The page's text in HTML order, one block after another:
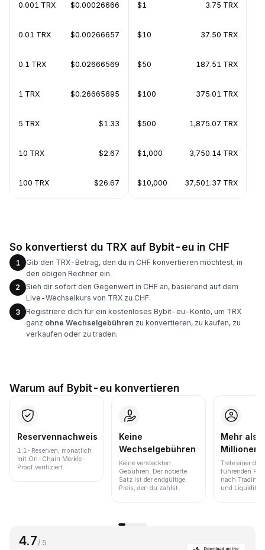
0.001 TRX $0.00026666
0.01 TRX $0.00266657
0.1 TRX $0.02666569
1 TRX $0.26665695
5 TRX $1.33
10 TRX $2.67
100 TRX $26.67
$1 3.75 TRX
$10 37.50 TRX
$50 187.51 TRX
$100 375.01 TRX
$500 1,875.07 TRX
$1,000 3,750.14 TRX
$10,000 37,501.37 TRX
So konvertierst du TRX auf Bybit-eu in CHF
1
Gib den TRX-Betrag, den du in CHF konvertieren möchtest, in
den obigen Rechner ein.
2
Sieh dir sofort den Gegenwert in CHF an, basierend auf dem
Live-Wechselkurs von TRX zu CHF.
3
Registriere dich für ein kostenloses Bybit-eu-Konto, um TRX
ganz ohne Wechselgebühren zu konvertieren, zu kaufen, zu
verkaufen oder zu traden.
Warum auf Bybit-eu konvertieren
Reservennachweis
1:1-Reserven, monatlich
mit On-Chain Merkle-
Proof verifiziert.
Keine
Wechselgebühren
Keine versteckten
Gebühren. Der notierte
Satz ist der endgültige
Preis, den du zahlst.
Mehr als
Millionen
Trete einer der
führenden
nach Trading-
und Liquidität
4.7 / 5